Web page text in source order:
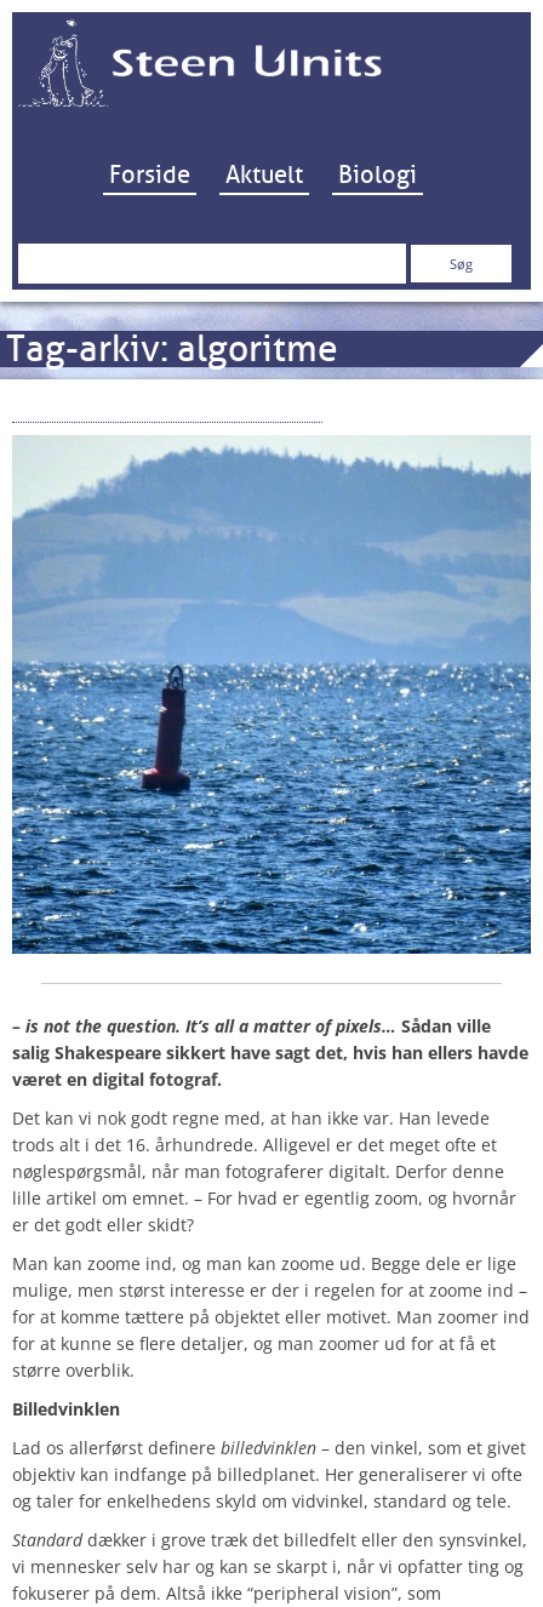
Hop til indhold
Forside Aktuelt Biologi
Søg
Tag-arkiv: algoritme
– is not the question. It’s all a matter of pixels… Sådan ville
salig Shakespeare sikkert have sagt det, hvis han ellers havde
været en digital fotograf.
Det kan vi nok godt regne med, at han ikke var. Han levede
trods alt i det 16. århundrede. Alligevel er det meget ofte et
nøglespørgsmål, når man fotograferer digitalt. Derfor denne
lille artikel om emnet. – For hvad er egentlig zoom, og hvornår
er det godt eller skidt?
Man kan zoome ind, og man kan zoome ud. Begge dele er lige
mulige, men størst interesse er der i regelen for at zoome ind –
for at komme tættere på objektet eller motivet. Man zoomer ind
for at kunne se flere detaljer, og man zoomer ud for at få et
større overblik.
Billedvinklen
Lad os allerførst definere billedvinklen – den vinkel, som et givet
objektiv kan indfange på billedplanet. Her generaliserer vi ofte
og taler for enkelhedens skyld om vidvinkel, standard og tele.
Standarddækker i grove træk det billedfelt eller den synsvinkel,
vi mennesker selv har og kan se skarpt i, når vi opfatter ting og
fokuserer på dem. Altså ikke “peripheral vision”, som